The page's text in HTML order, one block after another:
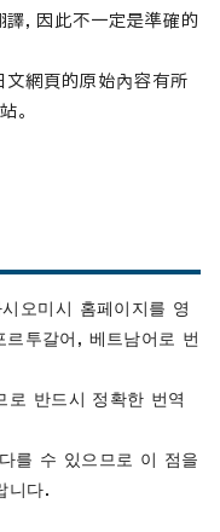
，因此不一定是準確的
文網頁的原始內容有所
。
오미시 홈페이지를 영
투갈어, 베트남어로 번
로 반드시 정확한 번역
를 수 있으므로 이 점을
니다.